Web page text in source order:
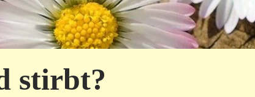
stirbt?